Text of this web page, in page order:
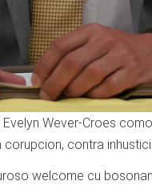
Wever-Croes
contra
welcome cu